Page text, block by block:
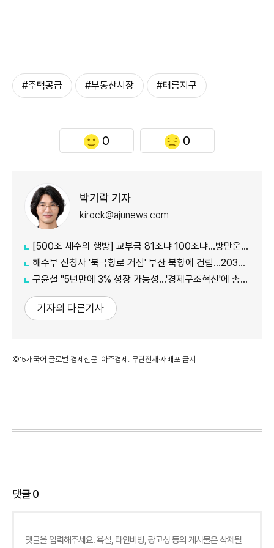
#주택공급 #부동산시장 #태릉지구
0 0
박기락 기자
kirock@ajunews.com
[500조 세수의 행방] 교부금 81조냐 100조냐…방만운용 논란 속 산정체계 도마에
해수부 신청사 '북극항로 거점' 부산 북항에 건립…2030년 완공
구윤철 "5년만에 3% 성장 가능성…'경제구조혁신'에 총력"
기자의 다른기사
©'5개국어 글로벌 경제신문' 아주경제. 무단전재·재배포 금지
댓글0